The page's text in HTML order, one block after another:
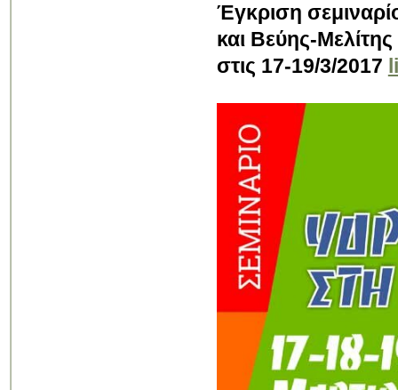
Έγκριση
και Βεύης-Μελίτης
στις 17-19/3/2017